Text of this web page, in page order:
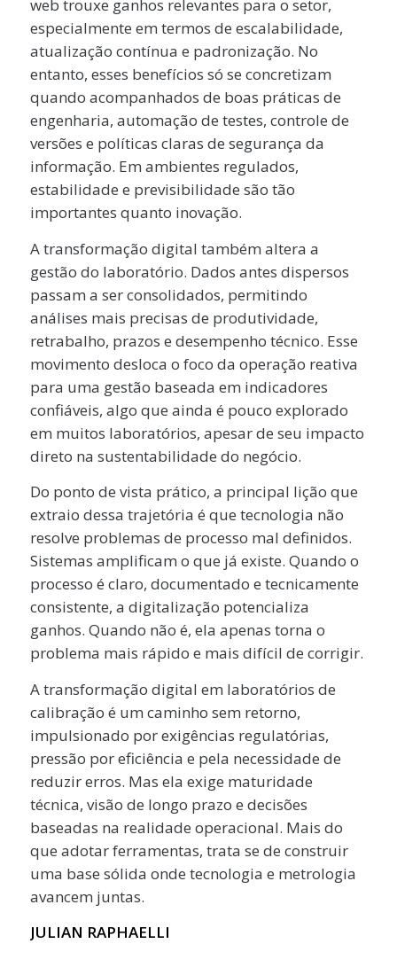
web trouxe ganhos relevantes para o setor,
especialmente em termos de escalabilidade,
atualização contínua e padronização. No
entanto, esses benefícios só se concretizam
quando acompanhados de boas práticas de
engenharia, automação de testes, controle de
versões e políticas claras de segurança da
informação. Em ambientes regulados,
estabilidade e previsibilidade são tão
importantes quanto inovação.
A transformação digital também altera a
gestão do laboratório. Dados antes dispersos
passam a ser consolidados, permitindo
análises mais precisas de produtividade,
retrabalho, prazos e desempenho técnico. Esse
movimento desloca o foco da operação reativa
para uma gestão baseada em indicadores
confiáveis, algo que ainda é pouco explorado
em muitos laboratórios, apesar de seu impacto
direto na sustentabilidade do negócio.
Do ponto de vista prático, a principal lição que
extraio dessa trajetória é que tecnologia não
resolve problemas de processo mal definidos.
Sistemas amplificam o que já existe. Quando o
processo é claro, documentado e tecnicamente
consistente, a digitalização potencializa
ganhos. Quando não é, ela apenas torna o
problema mais rápido e mais difícil de corrigir.
A transformação digital em laboratórios de
calibração é um caminho sem retorno,
impulsionado por exigências regulatórias,
pressão por eficiência e pela necessidade de
reduzir erros. Mas ela exige maturidade
técnica, visão de longo prazo e decisões
baseadas na realidade operacional. Mais do
que adotar ferramentas, trata se de construir
uma base sólida onde tecnologia e metrologia
avancem juntas.
JULIAN RAPHAELLI